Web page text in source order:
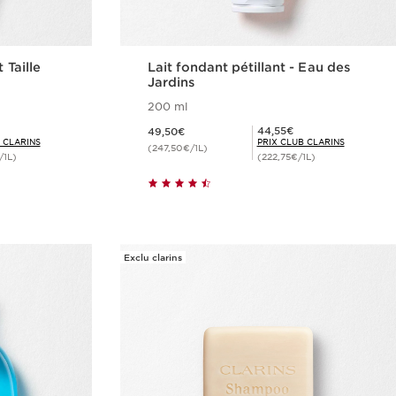
Taille
CLARINS
Lait fondant pétillant - Eau des
Jardins
200 ml
49,50€
(247,50€/1L)
Prix Club Clarins 44,55€
44,55€
PRIX CLUB CLARINS
(222,75€/1L)
Exclu clarins